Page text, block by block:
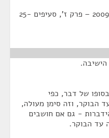
לשנים 2009 ו-2010), התשס"ט-2009 – פרק ז', סעיפים 25-
של דבר, כפי
הבוקר, וזה סימן מעולה,
- גם אם חושבים
עד הבוקר.